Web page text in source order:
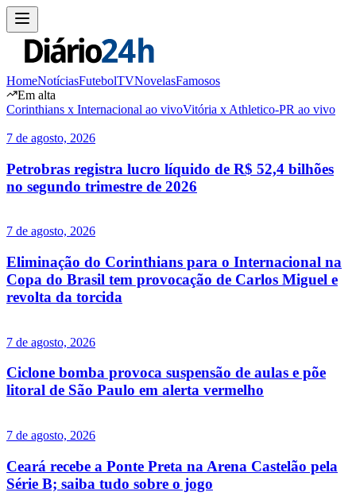
HomeNotíciasFutebolTVNovelasFamosos
Em alta
Corinthians x Internacional ao vivoVitória x Athletico-PR ao vivo
7 de agosto, 2026
Petrobras registra lucro líquido de R$ 52,4 bilhões
no segundo trimestre de 2026
7 de agosto, 2026
Eliminação do Corinthians para o Internacional na
Copa do Brasil tem provocação de Carlos Miguel e
revolta da torcida
7 de agosto, 2026
Ciclone bomba provoca suspensão de aulas e põe
litoral de São Paulo em alerta vermelho
7 de agosto, 2026
Ceará recebe a Ponte Preta na Arena Castelão pela
Série B; saiba tudo sobre o jogo